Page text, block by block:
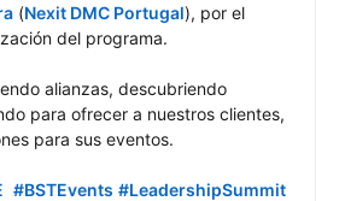
(Nexit DMC Portugal), por el
del programa.
alianzas, descubriendo
para ofrecer a nuestros clientes,
para sus eventos.
#BSTEvents #LeadershipSummit